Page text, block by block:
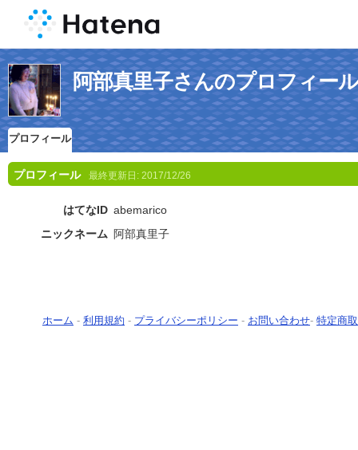
阿部真里子さんのプロフィール
プロフィール
プロフィール 最終更新日: 2017/12/26
はてなID abemarico
ニックネーム 阿部真里子
ホーム - 利用規約 - プライバシーポリシー - お問い合わせ- 特定商